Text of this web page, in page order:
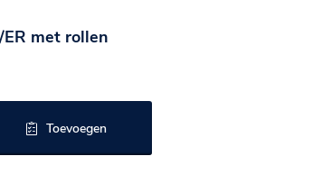
met rollen
Toevoegen